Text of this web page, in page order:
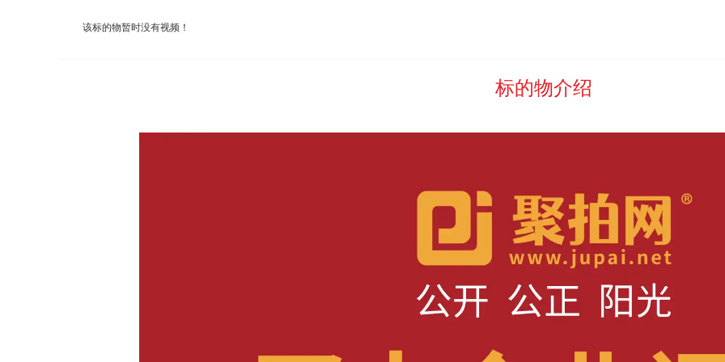
竞价成交后，买受人履约完毕，本次成交价为含票自提价的，买受人应按照委托方向其开具发票的票面价税合计总金额
1、 经河北聚拍网数字科技有限公司主持竞价成交后（特殊情形下采用最高价审批招标竞价模式中，经委托方核实确认成交
说明”等本次竞价要求，或者未按照其与委托方的约定履行相关义务的，买受人应按照标的物预处置数量等所对应平台服务费及
2、 河北聚拍网数字科技有限公司通过函件催收平台服务费及佣金的，买受人自收到或者视为收到函件后3日内将平台服务
LPR（贷款市场报价利率）的4倍计付利息，且由此产生的包含但不限于诉讼费、保全费、鉴定费、差旅费、律师费等一切为主张
该标的物暂时没有视频！
标的物介绍